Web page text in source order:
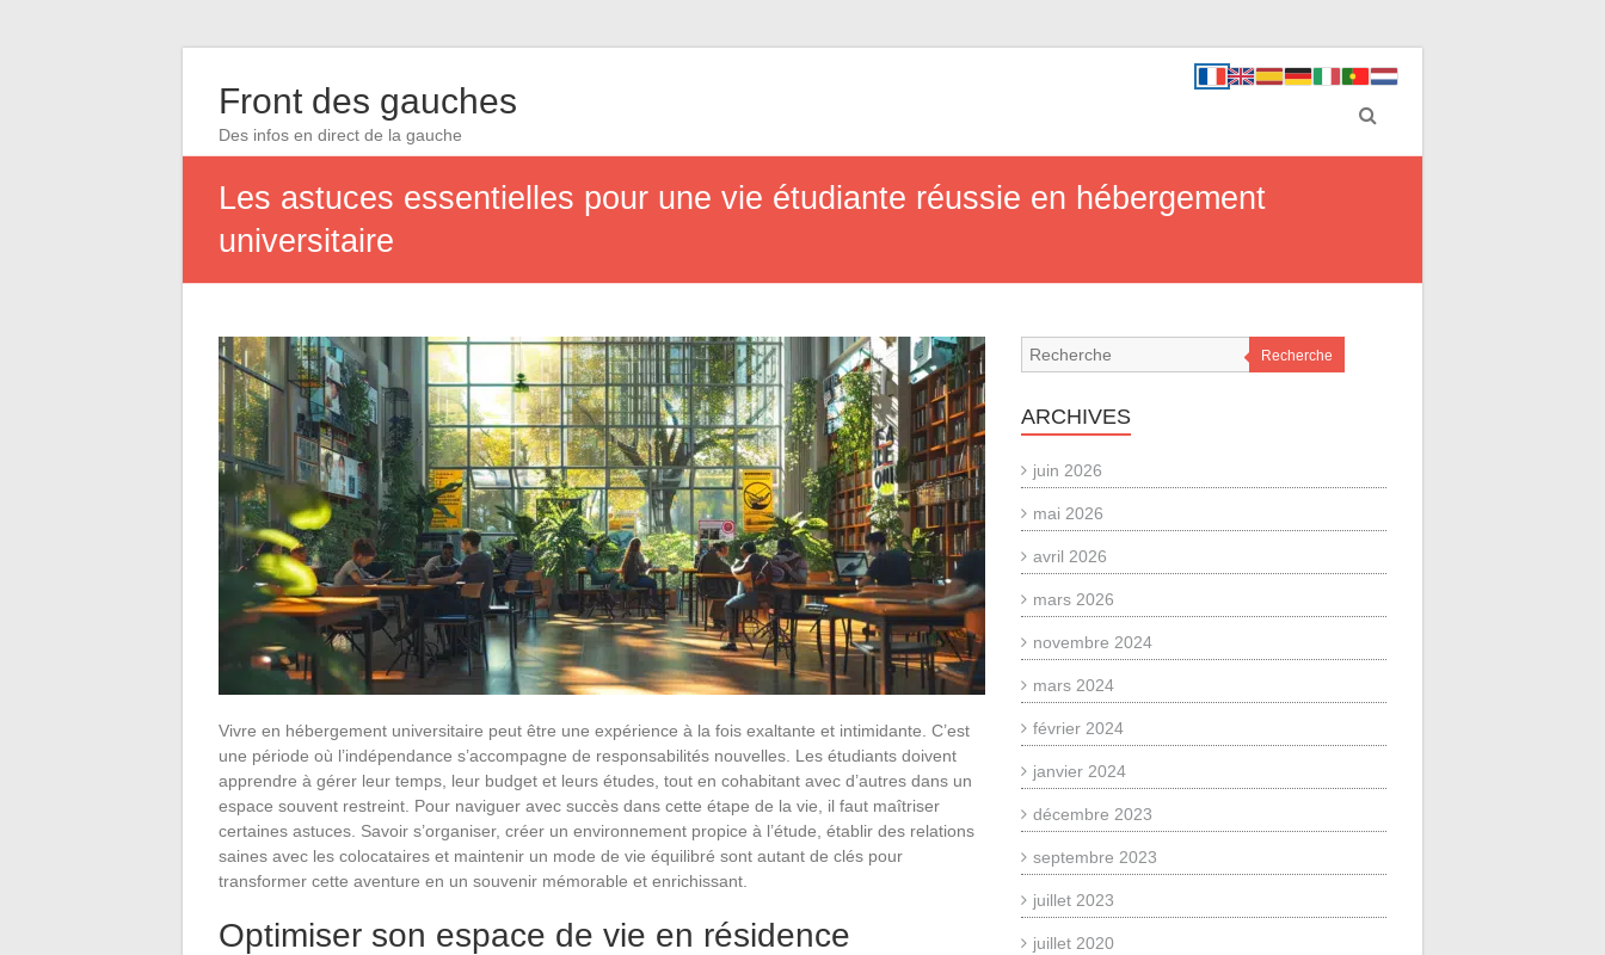
Front des gauches
Des infos en direct de la gauche
Les astuces essentielles pour une vie étudiante réussie en hébergement
universitaire
Vivre en hébergement universitaire peut être une expérience à la fois exaltante et intimidante. C’est
une période où l’indépendance s’accompagne de responsabilités nouvelles. Les étudiants doivent
apprendre à gérer leur temps, leur budget et leurs études, tout en cohabitant avec d’autres dans un
espace souvent restreint. Pour naviguer avec succès dans cette étape de la vie, il faut maîtriser
certaines astuces. Savoir s’organiser, créer un environnement propice à l’étude, établir des relations
saines avec les colocataires et maintenir un mode de vie équilibré sont autant de clés pour
transformer cette aventure en un souvenir mémorable et enrichissant.
Optimiser son espace de vie en résidence
Recherche
ARCHIVES
juin 2026
mai 2026
avril 2026
mars 2026
novembre 2024
mars 2024
février 2024
janvier 2024
décembre 2023
septembre 2023
juillet 2023
juillet 2020